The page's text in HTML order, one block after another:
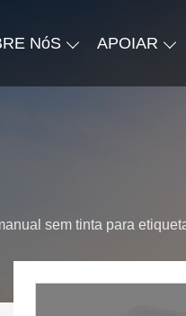
NóS APOIAR
sem tinta para